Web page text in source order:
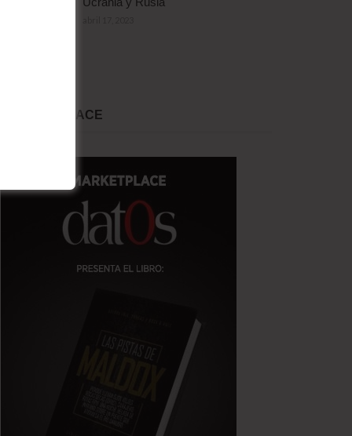
MARKET PLACE